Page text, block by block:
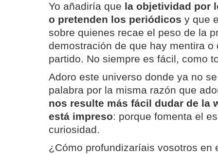
Yo añadiría que la objetividad por
o pretenden los periódicos y que
sobre quienes recae el peso de la
demostración de que hay mentira o
partido. No siempre es fácil, como
Adoro este universo donde ya no
palabra por la misma razón que
nos resulte más fácil dudar de la
está impreso: porque fomenta el
curiosidad.
¿Cómo profundizaríais vosotros en